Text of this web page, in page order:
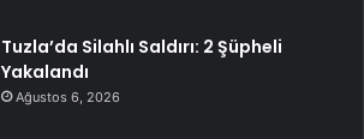
Tuzla’da Silahlı Saldırı: 2 Şüpheli
Yakalandı
Ağustos 6, 2026